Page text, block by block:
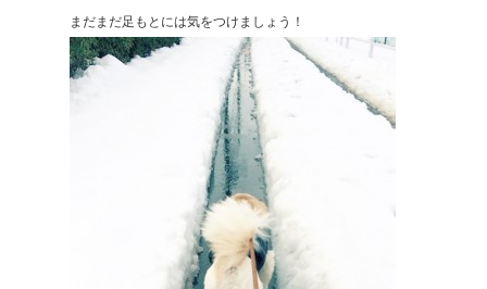
まだまだ足もとには気をつけましょう！